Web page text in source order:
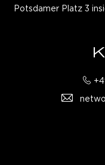
Potsdamer Platz 3